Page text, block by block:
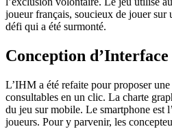
joueur français, soucieux de jouer sur
défi qui a été surmonté.
Conception
L’IHM a été refaite pour proposer
consultables en un clic. La charte
du jeu sur mobile. Le smartphone est
joueurs. Pour y parvenir, les